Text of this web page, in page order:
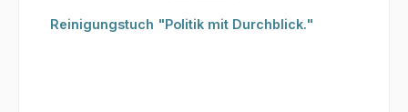
Reinigungstuch "Politik mit Durchblick."